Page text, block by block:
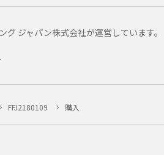
ジャパン株式会社が運営しています。
FFJ2180109 購入